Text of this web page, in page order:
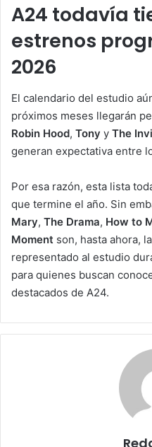
A24 todavía
estrenos
2026
El calendario del estudio
próximos meses llegarán
Robin Hood, Tony y The
generan expectativa entre
Por esa razón, esta lista
que termine el año. Sin
Mary, The Drama, How to
Moment son, hasta ahora,
representado al estudio
para quienes buscan
destacados de A24.